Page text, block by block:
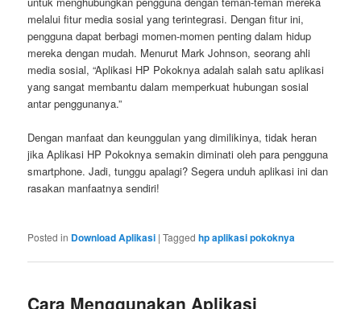
melalui fitur media sosial yang terintegrasi. Dengan fitur ini,
pengguna dapat berbagi momen-momen penting dalam hidup
mereka dengan mudah. Menurut Mark Johnson, seorang ahli
media sosial, “Aplikasi HP Pokoknya adalah salah satu aplikasi
yang sangat membantu dalam memperkuat hubungan sosial
antar penggunanya.”
Dengan manfaat dan keunggulan yang dimilikinya, tidak heran
jika Aplikasi HP Pokoknya semakin diminati oleh para pengguna
smartphone. Jadi, tunggu apalagi? Segera unduh aplikasi ini dan
rasakan manfaatnya sendiri!
Posted in Download Aplikasi |Tagged hp aplikasi pokoknya
Cara Menggunakan Aplikasi